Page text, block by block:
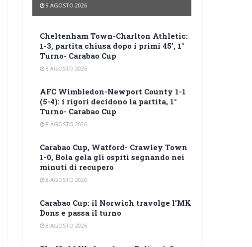
9 AGOSTO 2026
Cheltenham Town-Charlton Athletic:
1-3, partita chiusa dopo i primi 45′, 1°
Turno- Carabao Cup
8 AGOSTO 2026
AFC Wimbledon-Newport County 1-1
(5-4): i rigori decidono la partita, 1°
Turno- Carabao Cup
8 AGOSTO 2026
Carabao Cup, Watford- Crawley Town
1-0, Bola gela gli ospiti segnando nei
minuti di recupero
8 AGOSTO 2026
Carabao Cup: il Norwich travolge l’MK
Dons e passa il turno
8 AGOSTO 2026